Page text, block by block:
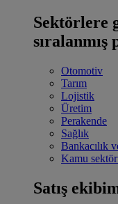
Sektörlere
Otomotiv
Tarım
Lojistik
Üretim
Perakende
Sağlık
Bankacılık
Kamu
Satış